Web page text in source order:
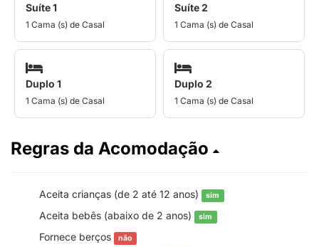
Suíte 1
1 Cama (s) de Casal
Suíte 2
1 Cama (s) de Casal
Duplo 1
1 Cama (s) de Casal
Duplo 2
1 Cama (s) de Casal
Regras da Acomodação
Aceita crianças (de 2 até 12 anos) sim
Aceita bebês (abaixo de 2 anos) sim
Fornece berços não